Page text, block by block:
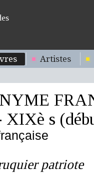
Artistes
XIXè s
patriote